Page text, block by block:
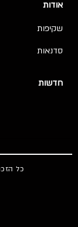
אודות
שקיפות
סדנאות
חדשות
כל